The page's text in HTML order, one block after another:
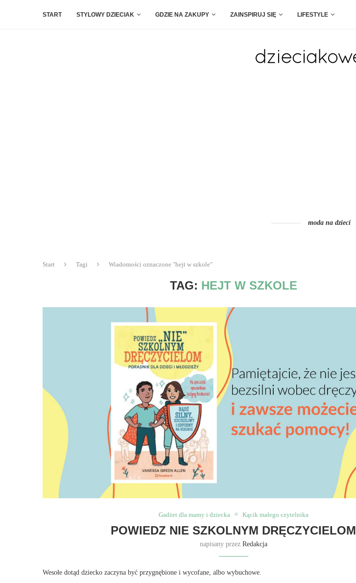
START STYLOWY DZIECIAK GDZIE NA ZAKUPY ZAINSPIRUJ SIĘ LIFESTYLE
moda na dzieci
Start Tagi Wiadomości oznaczone "hejt w szkole"
TAG: HEJT W SZKOLE
Gadżet dla mamy i dziecka Kącik małego czytelnika
POWIEDZ NIE SZKOLNYM DRĘCZYCIELOM
napisany przez Redakcja
Wesołe dotąd dziecko zaczyna być przygnębione i wycofane, albo wybuchowe.